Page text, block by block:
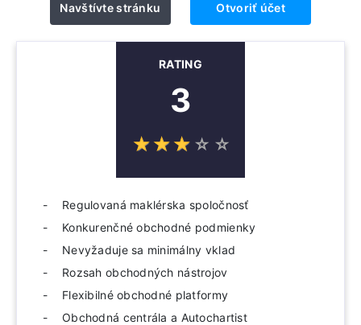
Navštívte stránku Otvoriť účet
RATING
3
☆☆☆ ☆ ☆
★★★ ★ ★
Regulovaná maklérska spoločnosť
Konkurenčné obchodné podmienky
Nevyžaduje sa minimálny vklad
Rozsah obchodných nástrojov
Flexibilné obchodné platformy
Obchodná centrála a Autochartist